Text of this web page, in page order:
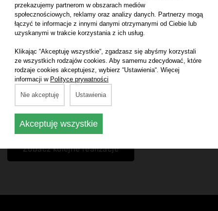
Zapytaj o indywidualną
ofertę
Zaprojektujemy, wykonamy i zamontujemy gabloty na
potrzeby Twojej ekspozycji:
Skontaktuj się z nami
Zobacz kolejne realizacje
przekazujemy partnerom w obszarach mediów
społecznościowych, reklamy oraz analizy danych. Partnerzy mogą
łączyć te informacje z innymi danymi otrzymanymi od Ciebie lub
uzyskanymi w trakcie korzystania z ich usług.
Klikając “Akceptuję wszystkie“, zgadzasz się abyśmy korzystali
ze wszystkich rodzajów cookies. Aby samemu zdecydować, które
rodzaje cookies akceptujesz, wybierz “Ustawienia“. Więcej
informacji w Polityce prywatności
Nie akceptuję Ustawienia
Akceptuję wszystkie